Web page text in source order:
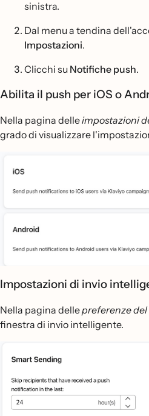
sinistra.
Dal menu a tendina
Impostazioni.
Clicchi su Notifiche push.
Abilita il push per iOS o
Nella pagina delleimpostazioni
grado di visualizzare
Impostazioni di invio
Nella pagina dellepreferenze
finestra di invio intelligente.